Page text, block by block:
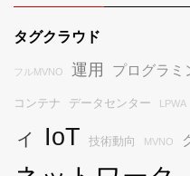
タグクラウド
フルMVNO 運用 プログラミ
コンテナ データセンター LPWA
ィ
IoT 技術動向 MVNO